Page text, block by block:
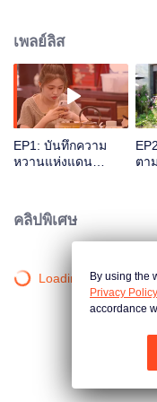
ถึงอาหารที่แตกต่างแต่มีความเ
ราวที่น่าสนใจมากมาย
เพลย์ลิส
EP1: บันทึกความ
หวานแห่งแดน
ตา
คลิปพิเศษ
Loading…By using the
Privacy Policy
accordance